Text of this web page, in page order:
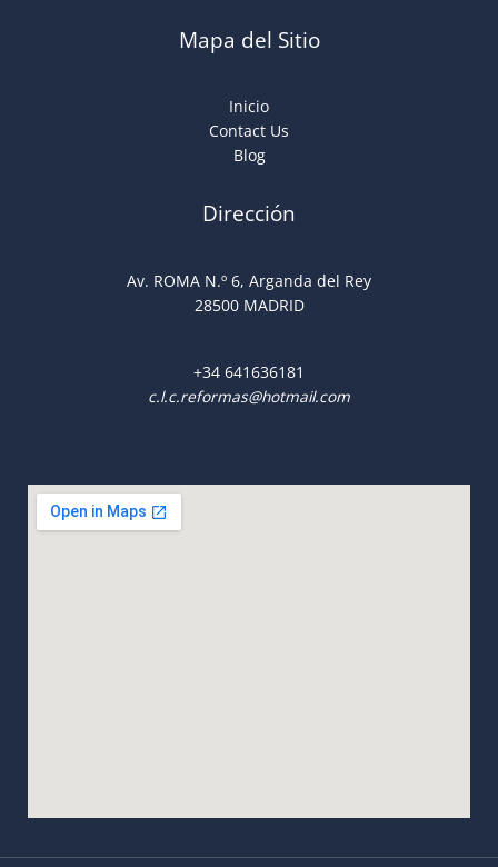
Mapa del Sitio
Inicio
Contact Us
Blog
Dirección
Av. ROMA N.º 6, Arganda del Rey
28500 MADRID
+34 641636181
c.l.c.reformas@hotmail.com